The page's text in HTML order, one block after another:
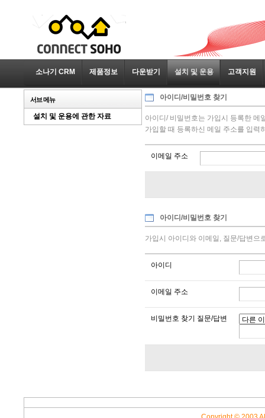
소나기 CRM 제품정보 다운받기 설치 및 운용 고객지원
서브 메뉴
설치 및 운용에 관한 자료
아이디/비밀번호 찾기
아이디/ 비밀번호는 가입시 등록한 메
가입할 때 등록하신 메일 주소를 입력
이메일 주소
아이디/비밀번호 찾기
가입시 아이디와 이메일, 질문/답변으
아이디
이메일 주소
비밀번호 찾기 질문/답변